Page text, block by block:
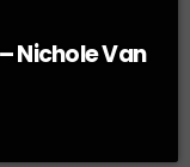
Nichole Van